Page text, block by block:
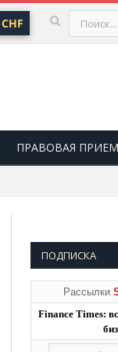
CHF 101,30 ₽ ▲ 0,64
ПРАВОВАЯ
ПОДПИСКА
Рассылки
Finance Times: